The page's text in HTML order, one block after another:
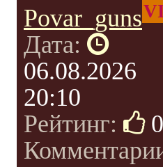
Povar_guns
Дата:
06.08.2026
20:10
Рейтинг:
0